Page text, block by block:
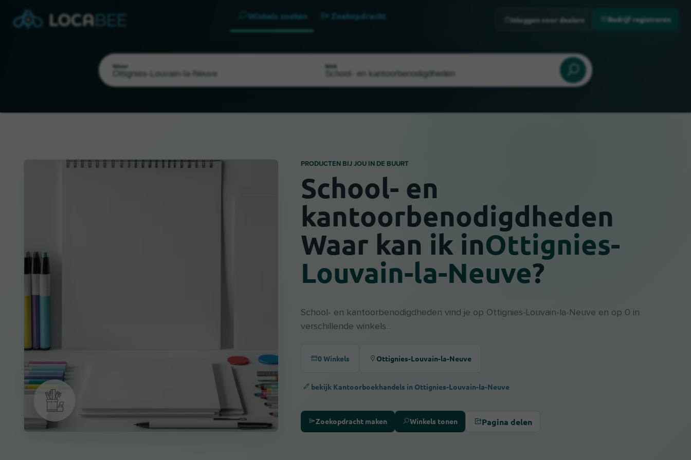
Winkels zoeken Zoekopdracht
Waar Wat
Inloggen voor dealers Bedrijf registreren
Mijn locatie selecteren
PRODUCTEN BIJ JOU IN DE BUURT
School- en
kantoorbenodigdheden
Waar kan ik inOttignies-
Louvain-la-Neuve?
School- en kantoorbenodigdheden vind je op Ottignies-Louvain-la-Neuve en op 0 in
verschillende winkels.
0 Winkels Ottignies-Louvain-la-Neuve
bekijk Kantoorboekhandels in Ottignies-Louvain-la-Neuve
Zoekopdracht maken Winkels tonen Pagina delen